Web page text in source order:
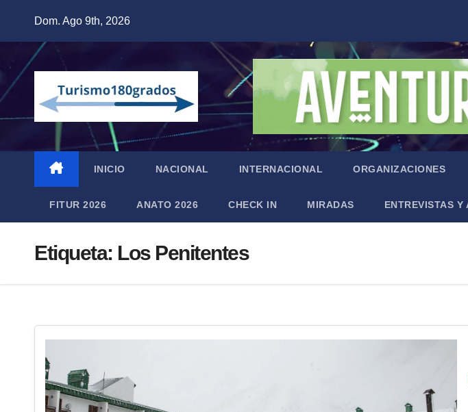
contenido
Dom. Ago 9th, 2026
INICIO NACIONAL INTERNACIONAL ORGANIZACIONES
FITUR 2026 ANATO 2026 CHECK IN MIRADAS ENTREVISTAS Y
Etiqueta: Los Penitentes